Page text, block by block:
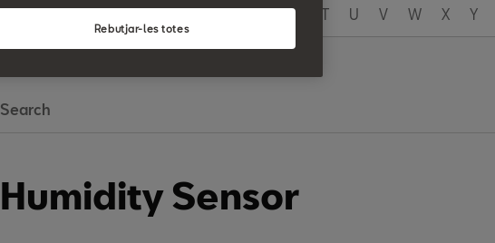
I J K L M N O P Q R S T U V W X Y
Search
Humidity Sensor
Rebutjar-les totes